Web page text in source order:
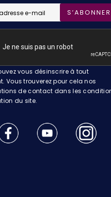
S’ABONNER
vous désinscrire à tout
Vous trouverez pour cela nos
de contact dans les
du site.